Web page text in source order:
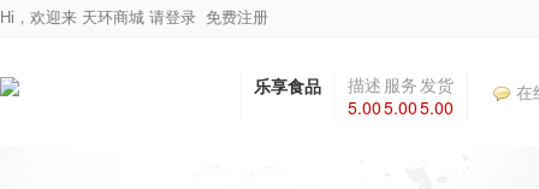
Hi，欢迎来 天环商城 请登录 免费注册
乐享食品
描述
相符
5.00
服务
态度
5.00
发货
速度
5.00
在